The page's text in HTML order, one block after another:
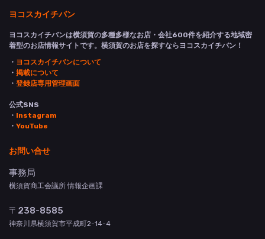
ヨコスカイチバン
ヨコスカイチバンは横須賀の多種多様なお店・会社600件を紹介する地域密
着型のお店情報サイトです。横須賀のお店を探すならヨコスカイチバン！
・ ヨコスカイチバンについて
・ 掲載について
・ 登録店専用管理画面
公式SNS
・ Instagram
・ YouTube
お問い合せ
事務局
横須賀商工会議所 情報企画課
〒238-8585
神奈川県横須賀市平成町2-14-4